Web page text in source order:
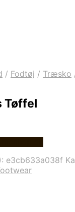
/ Fodtøj / Træsko
Tøffel
e3cb633a038f